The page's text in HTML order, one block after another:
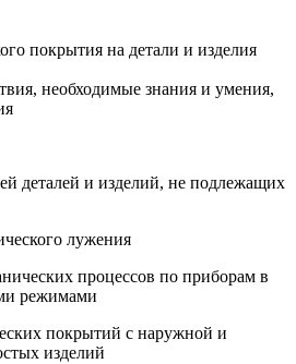
покрытия на детали и изделия
необходимые знания и умения,
деталей и изделий, не подлежащих
лужения
процессов по приборам в
режимами
покрытий с наружной и
изделий